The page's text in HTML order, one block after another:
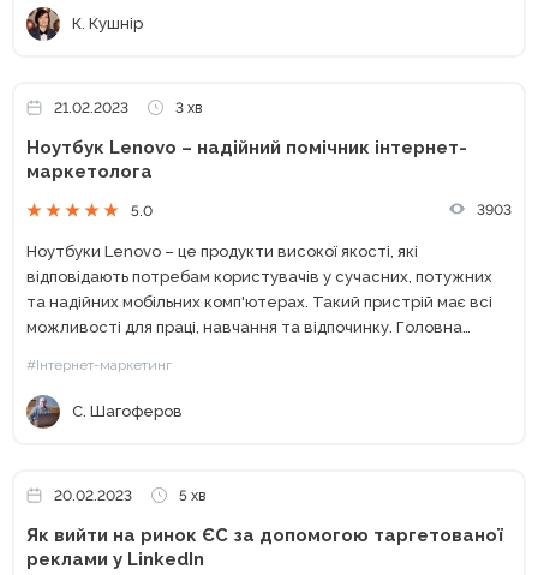
К. Кушнір
21.02.2023 3 хв
Ноутбук Lenovo – надійний помічник інтернет-
маркетолога
5.0 3903
Ноутбуки Lenovo – це продукти високої якості, які
відповідають потребам користувачів у сучасних, потужних
та надійних мобільних комп'ютерах. Такий пристрій має всі
можливості для праці, навчання та відпочинку. Головна
дизайн та високі...
#Інтернет-маркетинг
С. Шагоферов
20.02.2023 5 хв
Як вийти на ринок ЄС за допомогою таргетованої
реклами у LinkedIn